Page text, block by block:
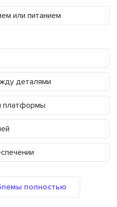
или питанием
деталями
платформы